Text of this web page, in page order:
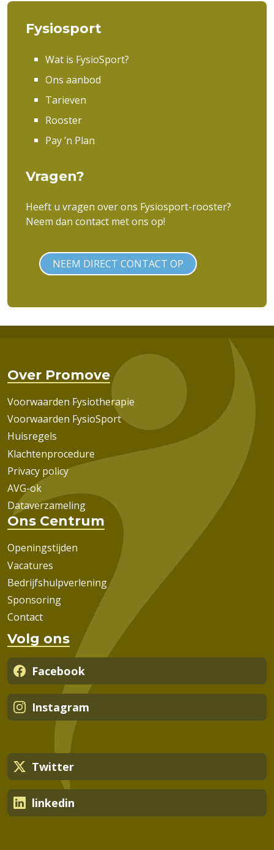
Fysiosport
Wat is FysioSport?
Ons aanbod
Tarieven
Rooster
Pay ’n Plan
Vragen?
Heeft u vragen over ons Fysiosport-rooster?
Neem dan contact met ons op!
NEEM DIRECT CONTACT OP
Over Promove
Voorwaarden Fysiotherapie
Voorwaarden FysioSport
Huisregels
Klachtenprocedure
Privacy policy
AVG-ok
Dataverzameling
Ons Centrum
Openingstijden
Vacatures
Bedrijfshulpverlening
Sponsoring
Contact
Volg ons
Facebook
Instagram
Twitter
linkedin